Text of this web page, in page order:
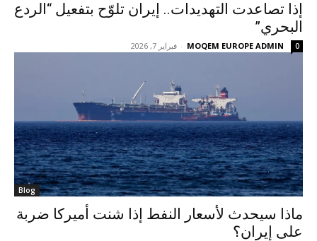
إذا تصاعدت التهديدات.. إيران تلوّح بتفعيل “الردع
البحري”
MOQEM EUROPE ADMIN
- فبراير 7, 2026 0
Blog
ماذا سيحدث لأسعار النفط إذا شنت أميركا ضربة
على إيران؟